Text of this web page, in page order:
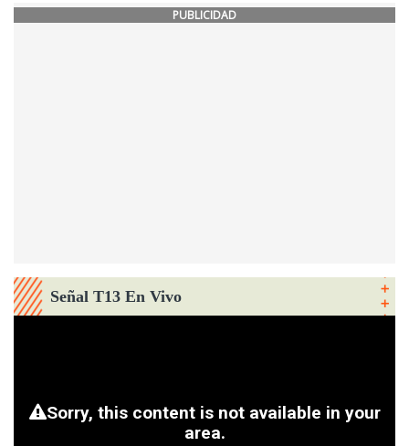
PUBLICIDAD
Señal T13 En Vivo